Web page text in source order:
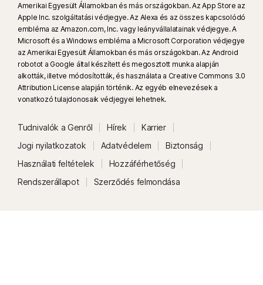
Amerikai Egyesült Államokban és más országokban. Az App Store az
Apple Inc. szolgáltatási védjegye. Az Alexa és az összes kapcsolódó
embléma az Amazon.com, Inc. vagy leányvállalatainak védjegye. A
Microsoft és a Windows embléma a Microsoft Corporation védjegye
az Amerikai Egyesült Államokban és más országokban. Az Android
robotot a Google által készített és megosztott munka alapján
alkották, illetve módosították, és használata a Creative Commons 3.0
Attribution License alapján történik. Az egyéb elnevezések a
vonatkozó tulajdonosaik védjegyei lehetnek.
Tudnivalók a Genről Hírek
Karrier
Jogi nyilatkozatok
Adatvédelem
Biztonság
Használati feltételek
Hozzáférhetőség
Rendszerállapot
Szerződés felmondása